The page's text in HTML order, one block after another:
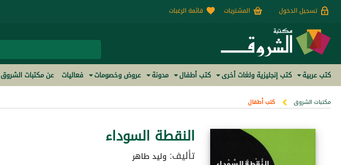
تسجيل الدخول المشتريات قائمة الرغبات
كتب عربية كتب إنجليزية ولغات أخرى كتب أطفال مدونة عروض وخصومات فعاليات عن مكتبات الشروق
مكتبات الشروق كتب أطفال
النقطة السوداء
تأليف: وليد طاهر